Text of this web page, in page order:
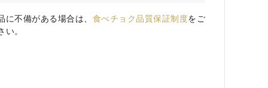
に不備がある場合は、 食べチョク品質保証制度をご
い。